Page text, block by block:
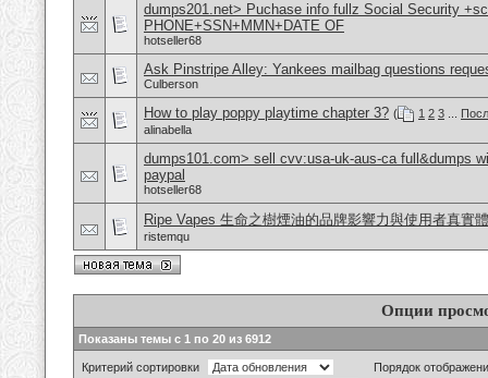
dumps201.net> Puchase info fullz Social Security
PHONE+SSN+MMN+DATE OF
hotseller68
Ask Pinstripe Alley: Yankees mailbag questions
Culberson
How to play poppy playtime chapter 3? ( 1 2 3
alinabella
dumps101.com> sell cvv:usa-uk-aus-ca full&dumps
paypal
hotseller68
Ripe Vapes 生命之樹煙油的品牌影響力與使用者真實
ristemqu
Опции
Показаны темы с 1 по 20 из 6912
Критерий сортировки
Порядок